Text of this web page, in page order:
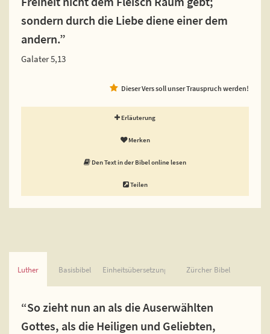
sondern durch die Liebe diene einer dem
andern.”
Galater 5,13
Dieser Vers soll unser Trauspruch werden!
Erläuterung
Merken
Den Text in der Bibel online lesen
Teilen
Luther Basisbibel Einheitsübersetzung Zürcher Bibel
“So zieht nun an als die Auserwählten
Gottes, als die Heiligen und Geliebten,